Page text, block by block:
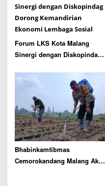
Forum LKS Kota Malang
Sinergi dengan Diskopindag
Ekonomi Lembaga Sosial
Bhabinkamtibmas
Cemorokandang Malang Aktif